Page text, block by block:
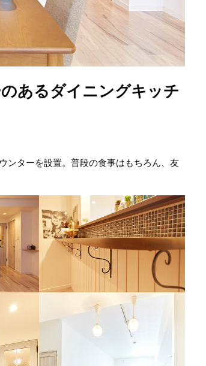
あるダイニングキッチ
ンターを設置。普段の食事はもちろん、友